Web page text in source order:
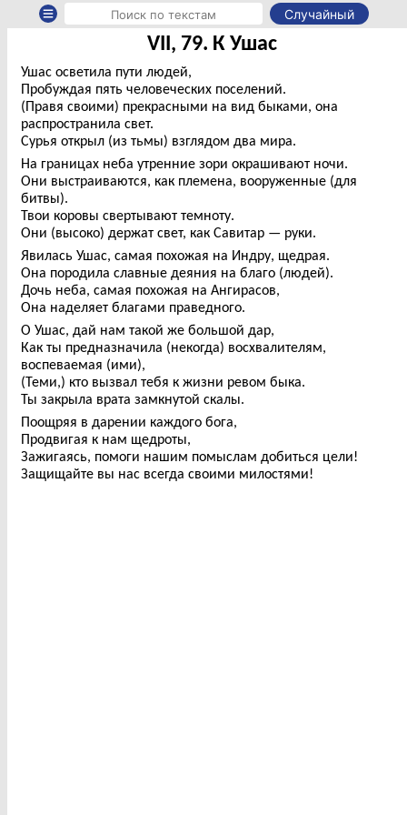
Случайный
VII, 79. К Ушас
Ушас осветила пути людей,
Пробуждая пять человеческих поселений.
(Правя своими) прекрасными на вид быками, она
распространила свет.
Сурья открыл (из тьмы) взглядом два мира.
На границах неба утренние зори окрашивают ночи.
Они выстраиваются, как племена, вооруженные (для
битвы).
Твои коровы свертывают темноту.
Они (высоко) держат свет, как Савитар — руки.
Явилась Ушас, самая похожая на Индру, щедрая.
Она породила славные деяния на благо (людей).
Дочь неба, самая похожая на Ангирасов,
Она наделяет благами праведного.
О Ушас, дай нам такой же большой дар,
Как ты предназначила (некогда) восхвалителям,
воспеваемая (ими),
(Теми,) кто вызвал тебя к жизни ревом быка.
Ты закрыла врата замкнутой скалы.
Поощряя в дарении каждого бога,
Продвигая к нам щедроты,
Зажигаясь, помоги нашим помыслам добиться цели!
Защищайте вы нас всегда своими милостями!